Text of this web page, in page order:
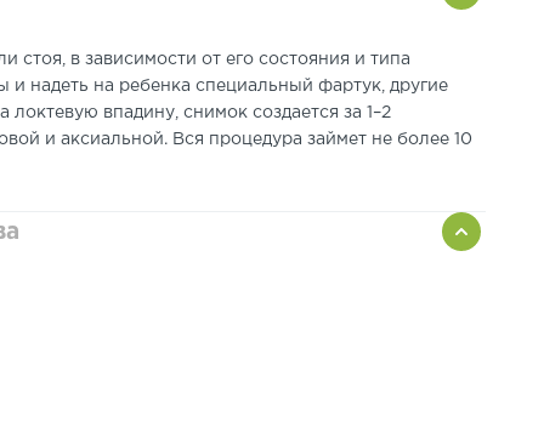
стоя, в зависимости от его состояния и типа
и надеть на ребенка специальный фартук, другие
впадину, снимок создается за 1–2
и аксиальной. Вся процедура займет не более 10